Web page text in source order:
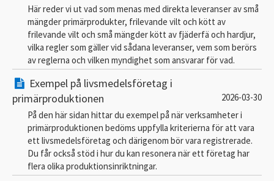
Här reder vi ut vad som menas med direkta leveranser av små
mängder primärprodukter, frilevande vilt och kött av
frilevande vilt och små mängder kött av fjäderfä och hardjur,
vilka regler som gäller vid sådana leveranser, vem som berörs
av reglerna och vilken myndighet som ansvarar för vad.
Exempel på livsmedelsföretag i
primärproduktionen
2026-03-30
På den här sidan hittar du exempel på när verksamheter i
primärproduktionen bedöms uppfylla kriterierna för att vara
ett livsmedelsföretag och därigenom bör vara registrerade.
Du får också stöd i hur du kan resonera när ett företag har
flera olika produktionsinriktningar.